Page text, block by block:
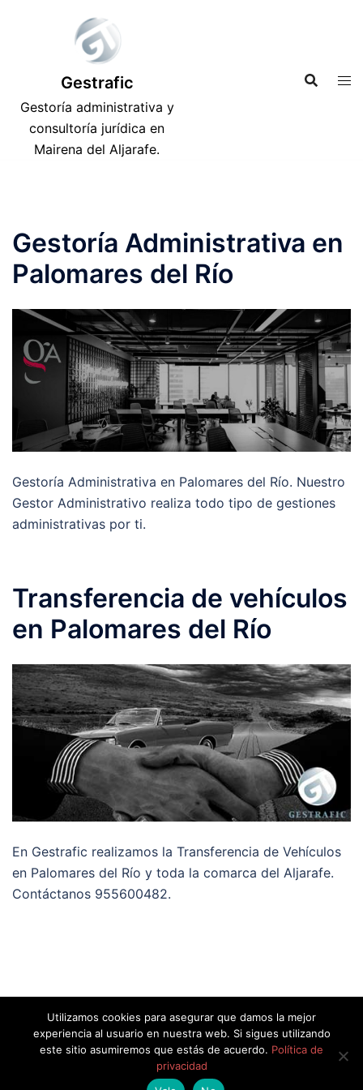
Gestrafic
Gestoría administrativa y
consultoría jurídica en
Mairena del Aljarafe.
Gestoría Administrativa en
Palomares del Río
Gestoría Administrativa en Palomares del Río. Nuestro
Gestor Administrativo realiza todo tipo de gestiones
administrativas por ti.
Transferencia de vehículos
en Palomares del Río
En Gestrafic realizamos la Transferencia de Vehículos
en Palomares del Río y toda la comarca del Aljarafe.
Contáctanos 955600482.
Utilizamos cookies para asegurar que damos la mejor
experiencia al usuario en nuestra web. Si sigues utilizando
este sitio asumiremos que estás de acuerdo. Política de
privacidad